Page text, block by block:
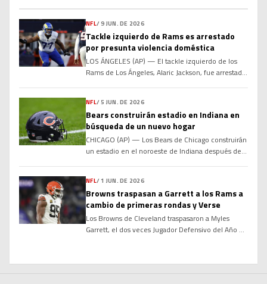
encima de los 500 millones de dólares, informó a
The Associated Press el miércoles una persona
familiarizada con los términos. La fuente habló
con la […]
NFL/9 JUN. DE 2026
Tackle izquierdo de Rams es arrestado
por presunta violencia doméstica
LOS ÁNGELES (AP) — El tackle izquierdo de los
Rams de Los Ángeles, Alaric Jackson, fue arrestado
Los Ángeles informó que Jackson fue arrestado
después de que los agentes acudieran a su casa en
el vecindario de West Hills, en […]
NFL/ 5 JUN. DE 2026
Bears construirán estadio en Indiana en
búsqueda de un nuevo hogar
CHICAGO (AP) — Los Bears de Chicago construirán
un estadio en el noroeste de Indiana después de
estableciera su nueva sede en Illinois se estancara
en la legislatura estatal. La junta directiva de los
Bears votó el jueves […]
NFL/ 1 JUN. DE 2026
Browns traspasan a Garrett a los Rams a
cambio de primeras rondas y Verse
Los Browns de Cleveland traspasaron a Myles
Garrett, el dos veces Jugador Defensivo del Año de
Associated Press el lunes tres personas informadas